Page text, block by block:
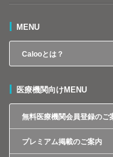
MENU
Calooとは？
医療機関向けMENU
無料医療機関会員登録のご
プレミアム掲載のご案内